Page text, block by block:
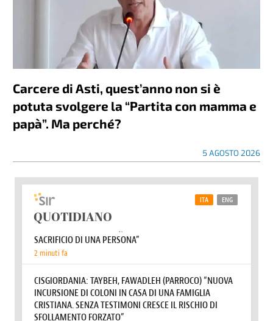
Carcere di Asti, quest’anno non si è
potuta svolgere la “Partita con mamma e
papà”. Ma perché?
5 AGOSTO 2026